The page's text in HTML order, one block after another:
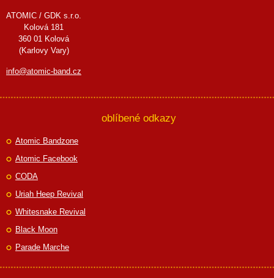
ATOMIC / GDK s.r.o.
Kolová 181
360 01 Kolová
(Karlovy Vary)
info@atomic-band.cz
oblíbené odkazy
Atomic Bandzone
Atomic Facebook
CODA
Uriah Heep Revival
Whitesnake Revival
Black Moon
Parade Marche